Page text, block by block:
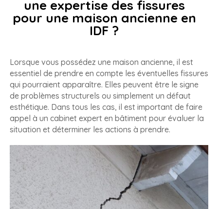
une expertise des fissures
pour une maison ancienne en
IDF ?
Lorsque vous possédez une maison ancienne, il est
essentiel de prendre en compte les éventuelles fissures
qui pourraient apparaître. Elles peuvent être le signe
de problèmes structurels ou simplement un défaut
esthétique. Dans tous les cas, il est important de faire
appel à un cabinet expert en bâtiment pour évaluer la
situation et déterminer les actions à prendre.